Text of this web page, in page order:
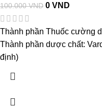
100.000VND 0VND
Thành phần Thuốc cường
Thành phần dược chất:
định)